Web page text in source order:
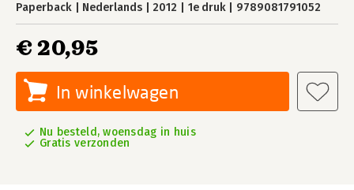
Paperback Nederlands 2012 1e druk 9789081791052
€ 20,95
In winkelwagen
Nu besteld, woensdag in huis
Gratis verzonden